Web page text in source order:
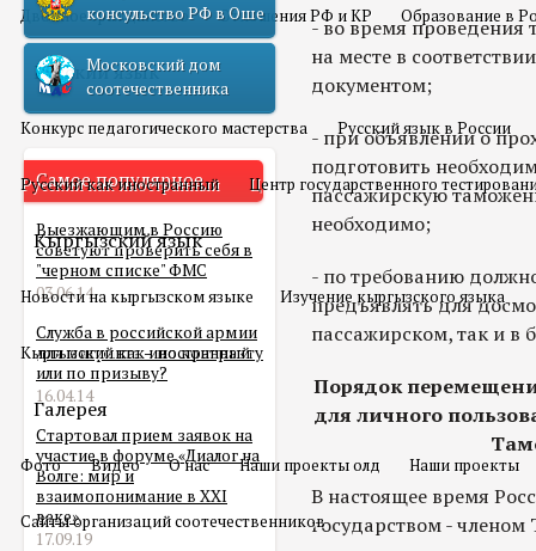
Двойное гражданство Отношения РФ и КР Образование в
Русский язык
Конкурс педагогического мастерства Русский язык в России
Русский как иностранный Центр государственного
Кыргызский язык
Новости на кыргызском языке Изучение кыргызского языка
Кыргызский как иностранный
Галерея
Фото Видео О нас Наши проекты олд Наши проекты
Сайты организаций соотечественников
консульство РФ в Оше
Московский дом
соотечественника
Самое популярное
Выезжающим в Россию
советуют проверить себя в
"черном списке" ФМС
03.06.14
Служба в российской армии
для мигранта – по контракту
или по призыву?
16.04.14
Стартовал прием заявок на
участие в форуме «Диалог на
Волге: мир и
взаимопонимание в XXI
веке»
17.09.19
- во время проведения
на месте в
документом;
- при объявлении о
подготовить
пассажирскую
необходимо;
- по требованию
предъявлять для
пассажирском, так и в
Порядок
для личного
В настоящее время
государством -